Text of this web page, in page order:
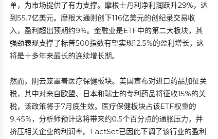
单，为市场提供了有力支撑。摩根士丹利净利润跃升29%，达
到55.7亿美元。摩根大通则创下116亿美元的创纪录交易收
入，盈利超出预期约9%。金融业是ETF中的第二大板块，其
强劲表现支撑了标普500指数有望实现12.5%的盈利增长，这
将是十多年来最长的连续增长期。
然而，阴云笼罩着医疗保健板块。美国宣布对进口药品加征关
税，其中对来自欧盟、日本和瑞士的专利药品将征收15%的关
税，该政策将于7月底生效。医疗保健板块占该ETF权重的
9.45%，分析师预计这将带来约0.5个百分点的通胀压力，并
挤压相关企业的利润率。FactSet已因此下调了该行业的盈利